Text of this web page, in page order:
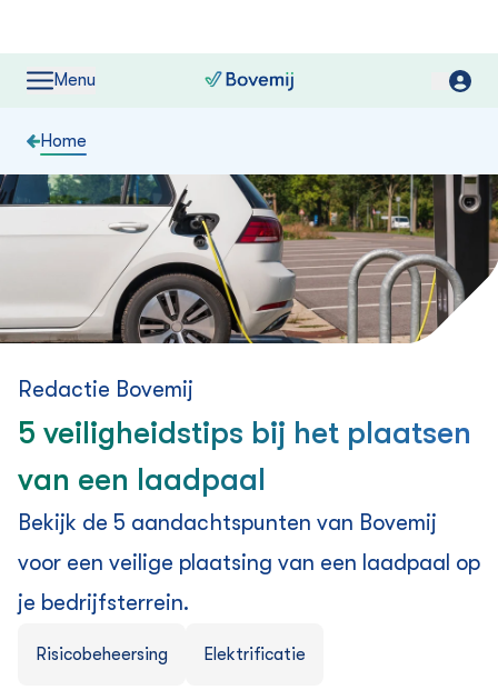
Menu
Home
Redactie Bovemij
5 veiligheidstips bij het plaatsen
van een laadpaal
Bekijk de 5 aandachtspunten van Bovemij
voor een veilige plaatsing van een laadpaal op
je bedrijfsterrein.
Risicobeheersing Elektrificatie